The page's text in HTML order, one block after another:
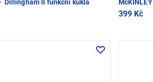
· Dillingham II funkční kukla
McKINLEY
399 Kč